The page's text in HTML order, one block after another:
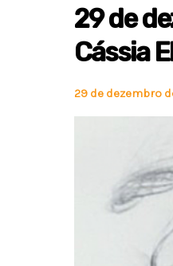
29 de
Cássia
29 de dezembro